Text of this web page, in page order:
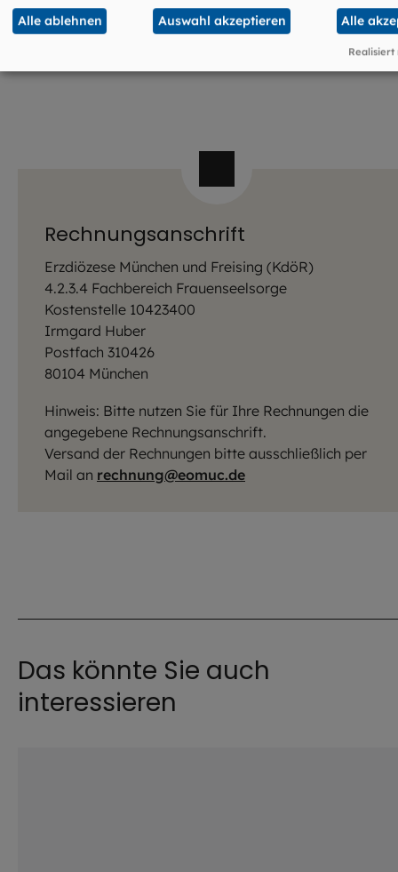
089 2137-1437
bkaetzlmeier@eomuc.de
Rechnungsanschrift
Erzdiözese München und Freising (KdöR)
4.2.3.4 Fachbereich Frauenseelsorge
Kostenstelle 10423400
Irmgard Huber
Postfach 310426
80104 München
Hinweis: Bitte nutzen Sie für Ihre Rechnungen die
angegebene Rechnungsanschrift.
Versand der Rechnungen bitte ausschließlich per
Mail an rechnung@eomuc.de
Das könnte Sie auch
interessieren
Alle ablehnen Auswahl akzeptieren Alle
Realisiert